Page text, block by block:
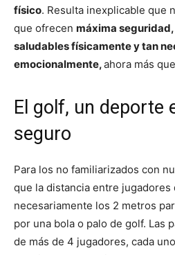
físico. Resulta inexplicable que
que ofrecen máxima seguridad,
saludables físicamente y tan
emocionalmente,ahora más
El golf, un deporte
seguro
Para los no familiarizados con
que la distancia entre jugadores
necesariamente los 2 metros
por una bola o palo de golf. Las
de más de 4 jugadores, cada